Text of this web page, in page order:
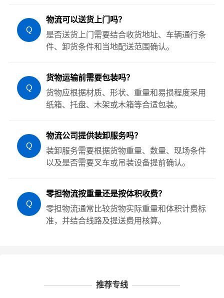
Q
物流可以送货上门吗？
是否送货上门需要结合收货地址、车辆通行条
件、卸货条件和当地配送范围确认。
Q
货物运输前需要包装吗？
货物应根据材质、形状、重量和易损程度采用
纸箱、托盘、木架或木箱等合适包装。
Q
物流公司提供装卸服务吗？
装卸服务需要根据货物重量、数量、现场条件
以及是否需要叉车或吊装设备提前确认。
Q
零担物流按重量还是按体积收费？
零担物流通常比较货物实际重量和体积计费标
准，并结合线路及提送费用核算。
推荐专线